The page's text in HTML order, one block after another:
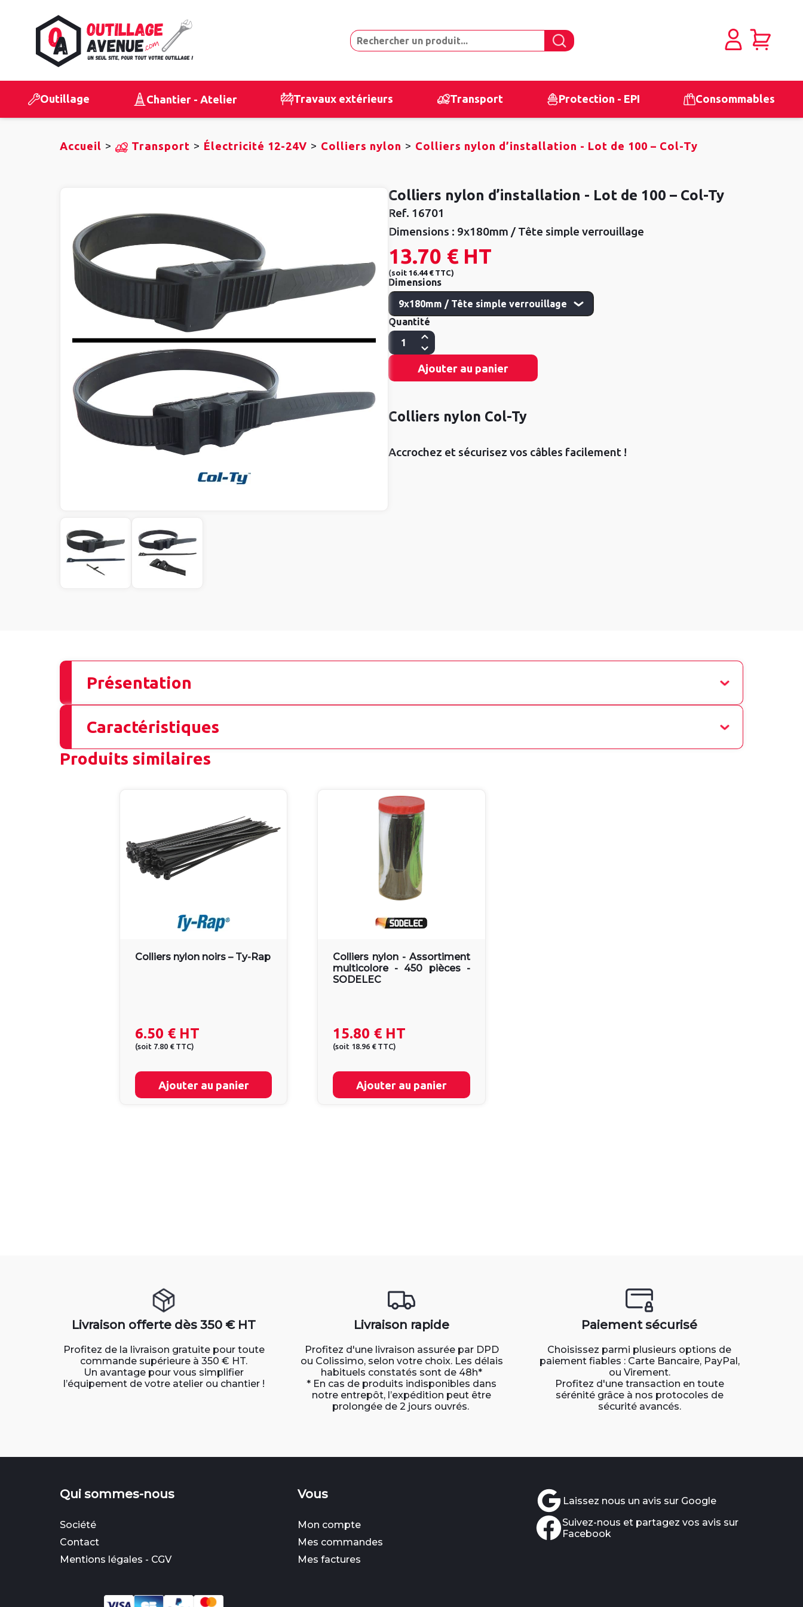
Outillage Chantier - Atelier Travaux extérieurs Transport Protection - EPI Consommables
Accueil > Transport > Électricité 12-24V > Colliers nylon > Colliers nylon d’installation - Lot de 100 – Col-Ty
Colliers nylon d’installation - Lot de 100 – Col-Ty
Ref. 16701
Dimensions : 9x180mm / Tête simple verrouillage
13.70 €HT
(soit 16.44 € TTC)
Dimensions
Quantité
Ajouter au panier
Colliers nylon Col-Ty
Accrochez et sécurisez vos câbles facilement !
Présentation
Caractéristiques
Produits similaires
Colliers nylon noirs – Ty-Rap
6.50 € HT
(soit 7.80 € TTC)
Ajouter au panier
Colliers nylon - Assortiment
multicolore - 450 pièces -
SODELEC
15.80 € HT
(soit 18.96 € TTC)
Ajouter au panier
Livraison offerte dès 350 € HT
Profitez de la livraison gratuite pour toute
commande supérieure à 350 € HT.
Un avantage pour vous simplifier
l’équipement de votre atelier ou chantier !
Livraison rapide
Profitez d'une livraison assurée par DPD
ou Colissimo, selon votre choix. Les délais
habituels constatés sont de 48h*
* En cas de produits indisponibles dans
notre entrepôt, l’expédition peut être
prolongée de 2 jours ouvrés.
Paiement sécurisé
Choisissez parmi plusieurs options de
paiement fiables : Carte Bancaire, PayPal,
ou Virement.
Profitez d'une transaction en toute
sérénité grâce à nos protocoles de
sécurité avancés.
Qui sommes-nous
Société
Contact
Mentions légales - CGV
Vous
Mon compte
Mes commandes
Mes factures
Laissez nous un avis sur Google
Suivez-nous et partagez vos avis sur
Facebook